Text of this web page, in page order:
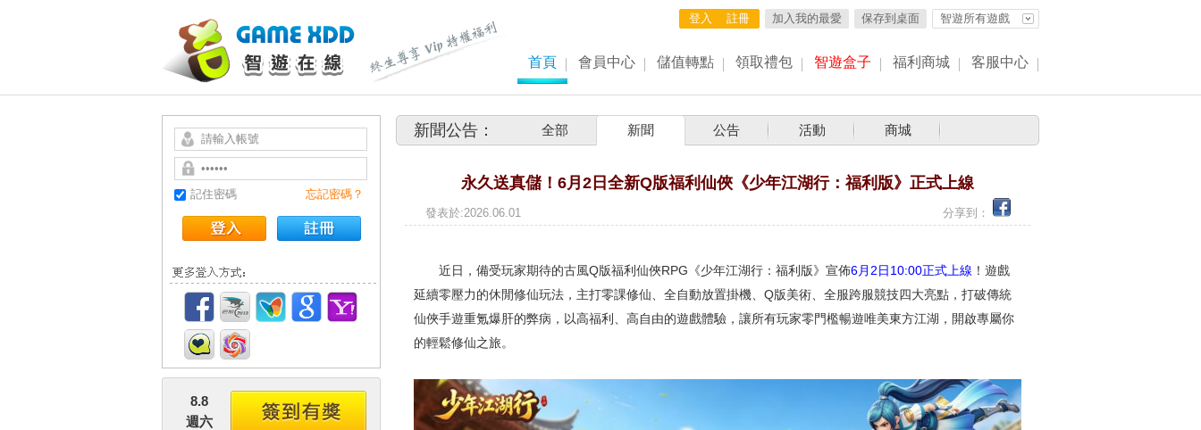
智遊所有遊戲
加入我的最愛 保存到桌面
登入 註冊
首頁 會員中心 儲值轉點 領取禮包 智遊盒子 福利商城 客服中心
記住密碼 忘記密碼？
8.8
週六
新聞公告： 全部 新聞 公告 活動 商城
永久送真儲！6月2日全新Q版福利仙俠《少年江湖行：福利版》正式上線
發表於:2026.06.01 分享到：
近日，備受玩家期待的古風Q版福利仙俠RPG《少年江湖行：福利版》宣佈6月2日10:00正式上線 ！遊戲
延續零壓力的休閒修仙玩法，主打零課修仙 、全自動放置掛機、Q版美術、全服跨服競技四大亮點，打破傳統
仙俠手遊重氪爆肝的弊病，以高福利、高自由的遊戲體驗，讓所有玩家零門檻暢遊唯美東方江湖，開啟專屬你
的輕鬆修仙之旅。